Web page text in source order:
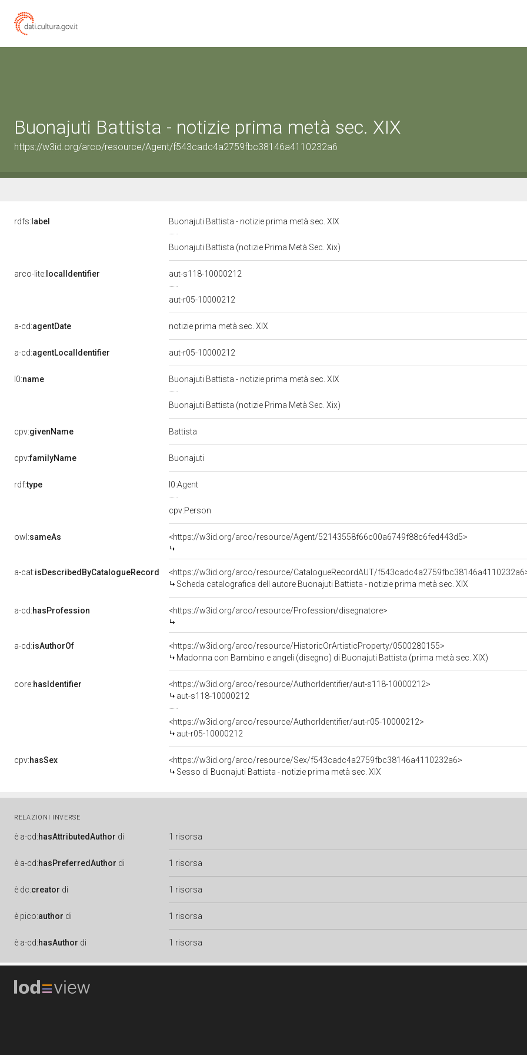
Buonajuti Battista - notizie prima metà sec. XIX
https://w3id.org/arco/resource/Agent/f543cadc4a2759fbc38146a4110232a6
rdfs: label Buonajuti Battista - notizie prima metà sec. XIX
Buonajuti Battista (notizie Prima Metà Sec. Xix)
arco-lite: localIdentifier aut-s118-10000212
aut-r05-10000212
a-cd:agentDate notizie prima metà sec. XIX
a-cd:agentLocalIdentifier aut-r05-10000212
l0:name Buonajuti Battista - notizie prima metà sec. XIX
Buonajuti Battista (notizie Prima Metà Sec. Xix)
cpv:givenName Battista
cpv:familyName Buonajuti
rdf:type l0:Agent
cpv:Person
owl:sameAs <https://w3id.org/arco/resource/Agent/52143558f66c00a6749f88c6fed443d5>
a-cat:isDescribedByCatalogueRecord
<https://w3id.org/arco/resource/CatalogueRecordAUT/
Scheda catalografica dell autore Buonajuti Battista - notizie prima metà sec. XIX
a-cd:hasProfession <https://w3id.org/arco/resource/Profession/disegnatore>
a-cd:isAuthorOf
<https://w3id.org/arco/resource/HistoricOrArtisticProperty/0500280155>
Madonna con Bambino e angeli (disegno) di Buonajuti Battista (prima metà sec. XIX)
core:hasIdentifier
<https://w3id.org/arco/resource/AuthorIdentifier/aut-s118-10000212>
aut-s118-10000212
<https://w3id.org/arco/resource/AuthorIdentifier/aut-r05-10000212>
aut-r05-10000212
cpv:hasSex
<https://w3id.org/arco/resource/Sex/f543cadc4a2759fbc38146a4110232a6>
Sesso di Buonajuti Battista - notizie prima metà sec. XIX
RELAZIONI INVERSE
è a-cd:hasAttributedAuthor di 1 risorsa
è a-cd:hasPreferredAuthor di 1 risorsa
è dc:creator di 1 risorsa
è pico:author di 1 risorsa
è a-cd:hasAuthor di 1 risorsa